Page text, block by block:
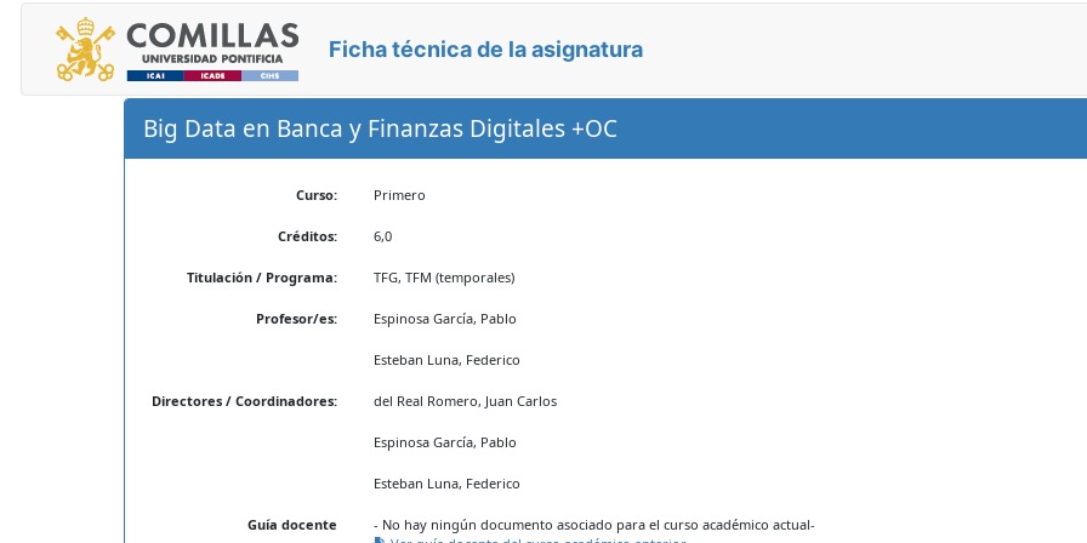
Ficha técnica de la asignatura
Big Data en Banca y Finanzas Digitales +OC
Curso: Primero
Créditos: 6,0
Titulación / Programa: TFG, TFM (temporales)
Profesor/es: Espinosa García, Pablo
Esteban Luna, Federico
Directores / Coordinadores: del Real Romero, Juan Carlos
Espinosa García, Pablo
Esteban Luna, Federico
Guía docente
- No hay ningún documento asociado para el curso académico actual-